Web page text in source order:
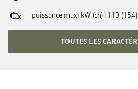
puissance maxi kW (ch) 113 (154)
TOUTES LES